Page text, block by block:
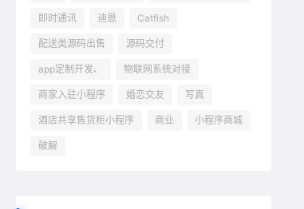
即时通讯 迪恩 Catfish
配送类源码出售 源码交付
app定制开发、 物联网系统对接
商家入驻小程序 婚恋交友 写真
酒店共享售货柜小程序 商业 小程序商城
破解